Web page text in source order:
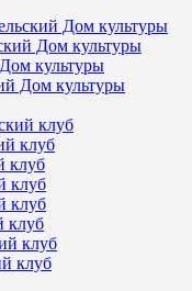
Дом культуры
Дом культуры
культуры
Дом культуры
клуб
клуб
клуб
клуб
клуб
клуб
клуб
клуб